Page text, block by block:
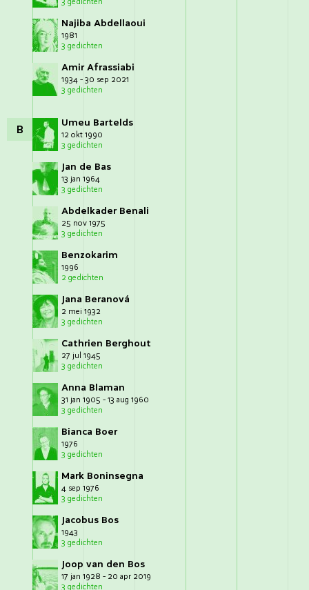
Najiba Abdellaoui
1981
3 gedichten
Amir Afrassiabi
1934 - 30 sep 2021
3 gedichten
B Umeu Bartelds
12 okt 1990
3 gedichten
Jan de Bas
13 jan 1964
3 gedichten
Abdelkader Benali
25 nov 1975
3 gedichten
Benzokarim
1996
2 gedichten
Jana Beranová
2 mei 1932
3 gedichten
Cathrien Berghout
27 jul 1945
3 gedichten
Anna Blaman
31 jan 1905 - 13 aug 1960
3 gedichten
Bianca Boer
1976
3 gedichten
Mark Boninsegna
4 sep 1976
3 gedichten
Jacobus Bos
1943
3 gedichten
Joop van den Bos
17 jan 1928 - 20 apr 2019
3 gedichten